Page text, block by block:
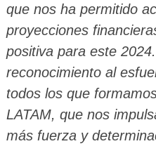
que nos ha permitido
proyecciones
positiva para este
reconocimiento al
todos los que
LATAM, que nos
más fuerza y